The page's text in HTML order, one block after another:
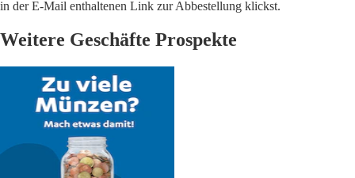
in der E-Mail enthaltenen Link zur Abbestellung klickst.
Weitere Geschäfte Prospekte